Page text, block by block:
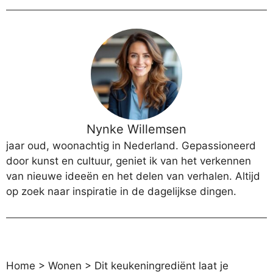
Nynke Willemsen
jaar oud, woonachtig in Nederland. Gepassioneerd
door kunst en cultuur, geniet ik van het verkennen
van nieuwe ideeën en het delen van verhalen. Altijd
op zoek naar inspiratie in de dagelijkse dingen.
Home > Wonen > Dit keukeningrediënt laat je